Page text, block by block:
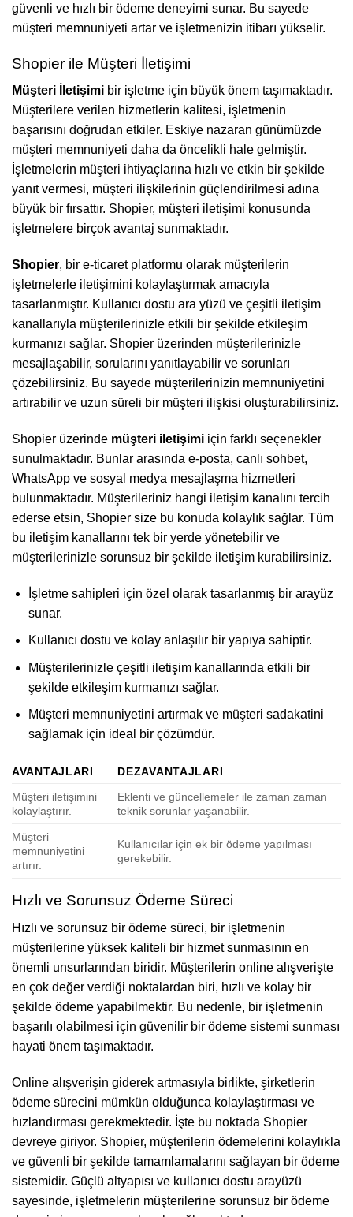
güvenli ve hızlı bir ödeme deneyimi sunar. Bu sayede
müşteri memnuniyeti artar ve işletmenizin itibarı yükselir.
Shopier ile Müşteri İletişimi
Müşteri İletişimi bir işletme için büyük önem taşımaktadır.
Müşterilere verilen hizmetlerin kalitesi, işletmenin
başarısını doğrudan etkiler. Eskiye nazaran günümüzde
müşteri memnuniyeti daha da öncelikli hale gelmiştir.
İşletmelerin müşteri ihtiyaçlarına hızlı ve etkin bir şekilde
yanıt vermesi, müşteri ilişkilerinin güçlendirilmesi adına
büyük bir fırsattır. Shopier, müşteri iletişimi konusunda
işletmelere birçok avantaj sunmaktadır.
Shopier, bir e-ticaret platformu olarak müşterilerin
işletmelerle iletişimini kolaylaştırmak amacıyla
tasarlanmıştır. Kullanıcı dostu ara yüzü ve çeşitli iletişim
kanallarıyla müşterilerinizle etkili bir şekilde etkileşim
kurmanızı sağlar. Shopier üzerinden müşterilerinizle
mesajlaşabilir, sorularını yanıtlayabilir ve sorunları
çözebilirsiniz. Bu sayede müşterilerinizin memnuniyetini
artırabilir ve uzun süreli bir müşteri ilişkisi oluşturabilirsiniz.
Shopier üzerinde müşteri iletişimi için farklı seçenekler
sunulmaktadır. Bunlar arasında e-posta, canlı sohbet,
WhatsApp ve sosyal medya mesajlaşma hizmetleri
bulunmaktadır. Müşterileriniz hangi iletişim kanalını tercih
ederse etsin, Shopier size bu konuda kolaylık sağlar. Tüm
bu iletişim kanallarını tek bir yerde yönetebilir ve
müşterilerinizle sorunsuz bir şekilde iletişim kurabilirsiniz.
İşletme sahipleri için özel olarak tasarlanmış bir arayüz
sunar.
Kullanıcı dostu ve kolay anlaşılır bir yapıya sahiptir.
Müşterilerinizle çeşitli iletişim kanallarında etkili bir
şekilde etkileşim kurmanızı sağlar.
Müşteri memnuniyetini artırmak ve müşteri sadakatini
sağlamak için ideal bir çözümdür.
AVANTAJLARI
DEZAVANTAJLARI
Müşteri iletişimini
kolaylaştırır.
Eklenti ve güncellemeler ile zaman zaman
teknik sorunlar yaşanabilir.
Müşteri
memnuniyetini
artırır.
Kullanıcılar için ek bir ödeme yapılması
gerekebilir.
Hızlı ve Sorunsuz Ödeme Süreci
Hızlı ve sorunsuz bir ödeme süreci, bir işletmenin
müşterilerine yüksek kaliteli bir hizmet sunmasının en
önemli unsurlarından biridir. Müşterilerin online alışverişte
en çok değer verdiği noktalardan biri, hızlı ve kolay bir
şekilde ödeme yapabilmektir. Bu nedenle, bir işletmenin
başarılı olabilmesi için güvenilir bir ödeme sistemi sunması
hayati önem taşımaktadır.
Online alışverişin giderek artmasıyla birlikte, şirketlerin
ödeme sürecini mümkün olduğunca kolaylaştırması ve
hızlandırması gerekmektedir. İşte bu noktada Shopier
devreye giriyor. Shopier, müşterilerin ödemelerini kolaylıkla
ve güvenli bir şekilde tamamlamalarını sağlayan bir ödeme
sistemidir. Güçlü altyapısı ve kullanıcı dostu arayüzü
sayesinde, işletmelerin müşterilerine sorunsuz bir ödeme